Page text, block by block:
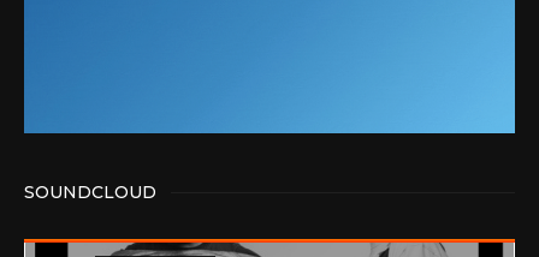
SOUNDCLOUD